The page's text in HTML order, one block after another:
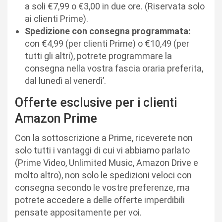
a soli €7,99 o €3,00 in due ore. (Riservata solo
ai clienti Prime).
Spedizione con consegna programmata:
con €4,99 (per clienti Prime) o €10,49 (per
tutti gli altri), potrete programmare la
consegna nella vostra fascia oraria preferita,
dal lunedì al venerdì’.
Offerte esclusive per i clienti
Amazon Prime
Con la sottoscrizione a Prime, riceverete non
solo tutti i vantaggi di cui vi abbiamo parlato
(Prime Video, Unlimited Music, Amazon Drive e
molto altro), non solo le spedizioni veloci con
consegna secondo le vostre preferenze, ma
potrete accedere a delle offerte imperdibili
pensate appositamente per voi.